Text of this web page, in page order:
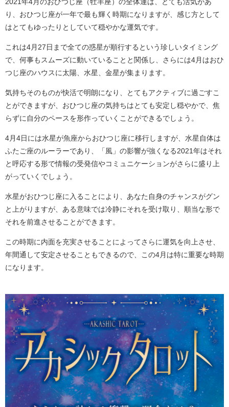
2021年4月のおひつじ座（牡羊座）の全体運は、とても活気があ
り、おひつじ座が一年で最も輝く時期になりますが、感じ方として
はとてもゆったりとしていて穏やかな運気です。
これは4月27日まで全ての惑星が順行するという珍しいタイミング
で、何事もスムーズに動いていることと関係し、さらには4月はおひ
つじ座のハウスに太陽、水星、金星が集まります。
気持ちそのものが快活で明朗になり、とてもアクティブに過ごすこ
とができますが、おひつじ座の気持ちはとても安定し穏やかで、焦
らずに自分のペースを形作っていくことができるでしょう。
4月4日には水星が魚座からおひつじ座に移行しますが、水星自体は
ふたご座のルーラーであり、「風」の影響が強くなる2021年はそれ
と呼応する形で情報の受発信やコミュニケーションがさらに盛り上
がっていくでしょう。
水星がおひつじ座に入ることにより、あなた自身のチャンスがグン
と上がりますが、ある意味では冷静にそれを受け取り、順当な形で
それを前進させることができます。
この時期に内面を充実させることによってさらに運気を向上させ、
年間通して安定させることもできるので、この4月は特に重要な時期
になります。